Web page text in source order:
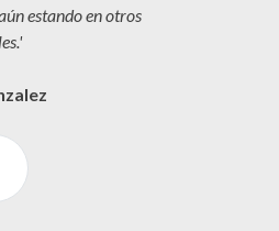
estando en otros